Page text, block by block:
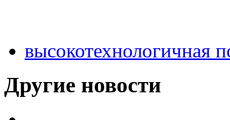
высокотехнологичная
Другие новости